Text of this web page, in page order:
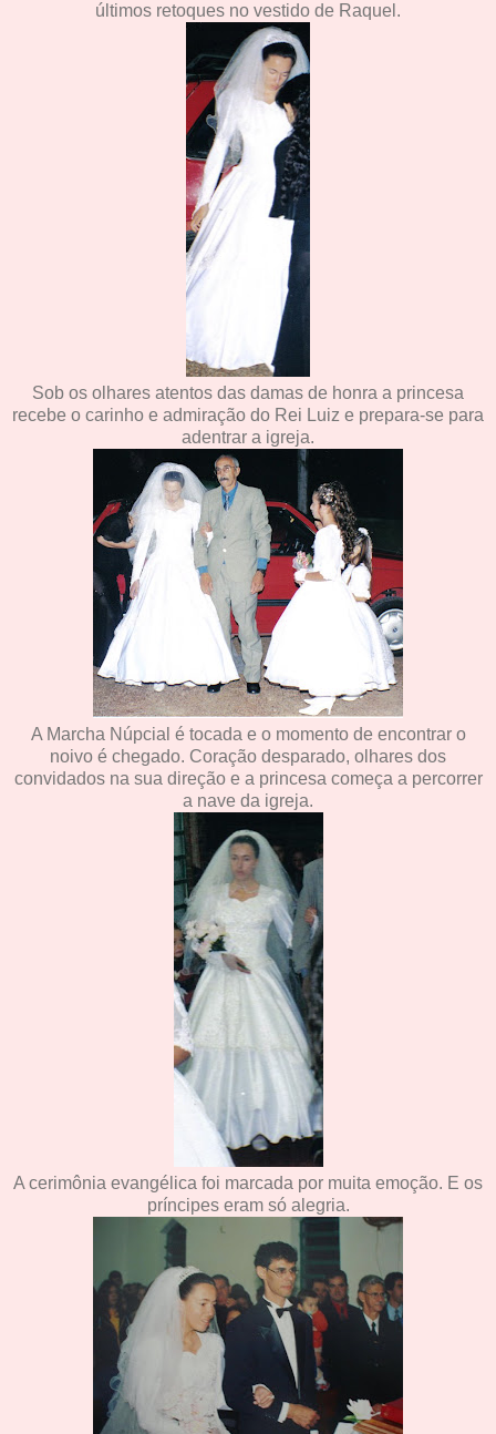
últimos retoques no vestido de Raquel.
Sob os olhares atentos das damas de honra a princesa
recebe o carinho e admiração do Rei Luiz e prepara-se para
adentrar a igreja.
A Marcha Núpcial é tocada e o momento de encontrar o
noivo é chegado. Coração desparado, olhares dos
convidados na sua direção e a princesa começa a percorrer
a nave da igreja.
A cerimônia evangélica foi marcada por muita emoção. E os
príncipes eram só alegria.